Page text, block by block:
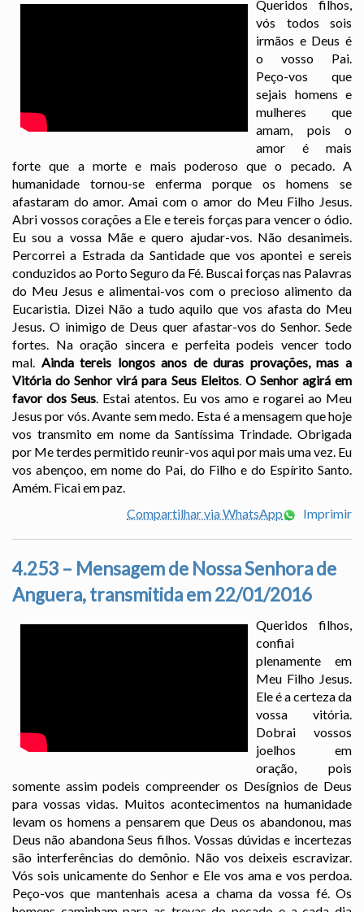
Queridos filhos,
vós todos sois
irmãos e Deus é
o vosso Pai.
Peço-vos que
sejais homens e
mulheres que
amam, pois o
amor é mais
forte que a morte e mais poderoso que o pecado. A
humanidade tornou-se enferma porque os homens se
afastaram do amor. Amai com o amor do Meu Filho Jesus.
Abri vossos corações a Ele e tereis forças para vencer o ódio.
Eu sou a vossa Mãe e quero ajudar-vos. Não desanimeis.
Percorrei a Estrada da Santidade que vos apontei e sereis
conduzidos ao Porto Seguro da Fé. Buscai forças nas Palavras
do Meu Jesus e alimentai-vos com o precioso alimento da
Eucaristia. Dizei Não a tudo aquilo que vos afasta do Meu
Jesus. O inimigo de Deus quer afastar-vos do Senhor. Sede
fortes. Na oração sincera e perfeita podeis vencer todo
mal. Ainda tereis longos anos de duras provações, mas a
Vitória do Senhor virá para Seus Eleitos. O Senhor agirá em
favor dos Seus. Estai atentos. Eu vos amo e rogarei ao Meu
Jesus por vós. Avante sem medo. Esta é a mensagem que hoje
vos transmito em nome da Santíssima Trindade. Obrigada
por Me terdes permitido reunir-vos aqui por mais uma vez. Eu
vos abençoo, em nome do Pai, do Filho e do Espírito Santo.
Amém. Ficai em paz.
Compartilhar via WhatsApp
Imprimir
4.253 – Mensagem de Nossa Senhora de
Anguera, transmitida em 22/01/2016
Queridos filhos,
confiai
plenamente em
Meu Filho Jesus.
Ele é a certeza da
vossa vitória.
Dobrai vossos
joelhos em
oração, pois
somente assim podeis compreender os Desígnios de Deus
para vossas vidas. Muitos acontecimentos na humanidade
levam os homens a pensarem que Deus os abandonou, mas
Deus não abandona Seus filhos. Vossas dúvidas e incertezas
são interferências do demônio. Não vos deixeis escravizar.
Vós sois unicamente do Senhor e Ele vos ama e vos perdoa.
Peço-vos que mantenhais acesa a chama da vossa fé. Os